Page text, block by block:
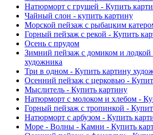
Натюрморт с грушей - Купить
Чайный слон - купить картину
Морской пейзаж с рыбацким
Горный пейзаж с рекой - Купить
Осень с прудом
Зимний пейзаж с домиком и лодкой
художника
Три в одном - Купить картину
Осенний пейзаж с церковью -
Мыслитель - Купить картину
Натюрморт с молоком и хлебом -
Горный пейзаж с тропинкой -
Натюрморт с арбузом - Купить
Море - Волны - Камни - Купить